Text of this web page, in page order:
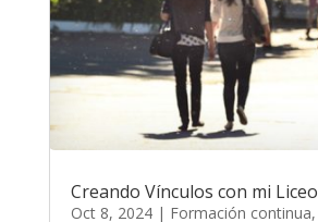
Creando Vínculos con mi Liceo
Oct 8, 2024| Formación continua,